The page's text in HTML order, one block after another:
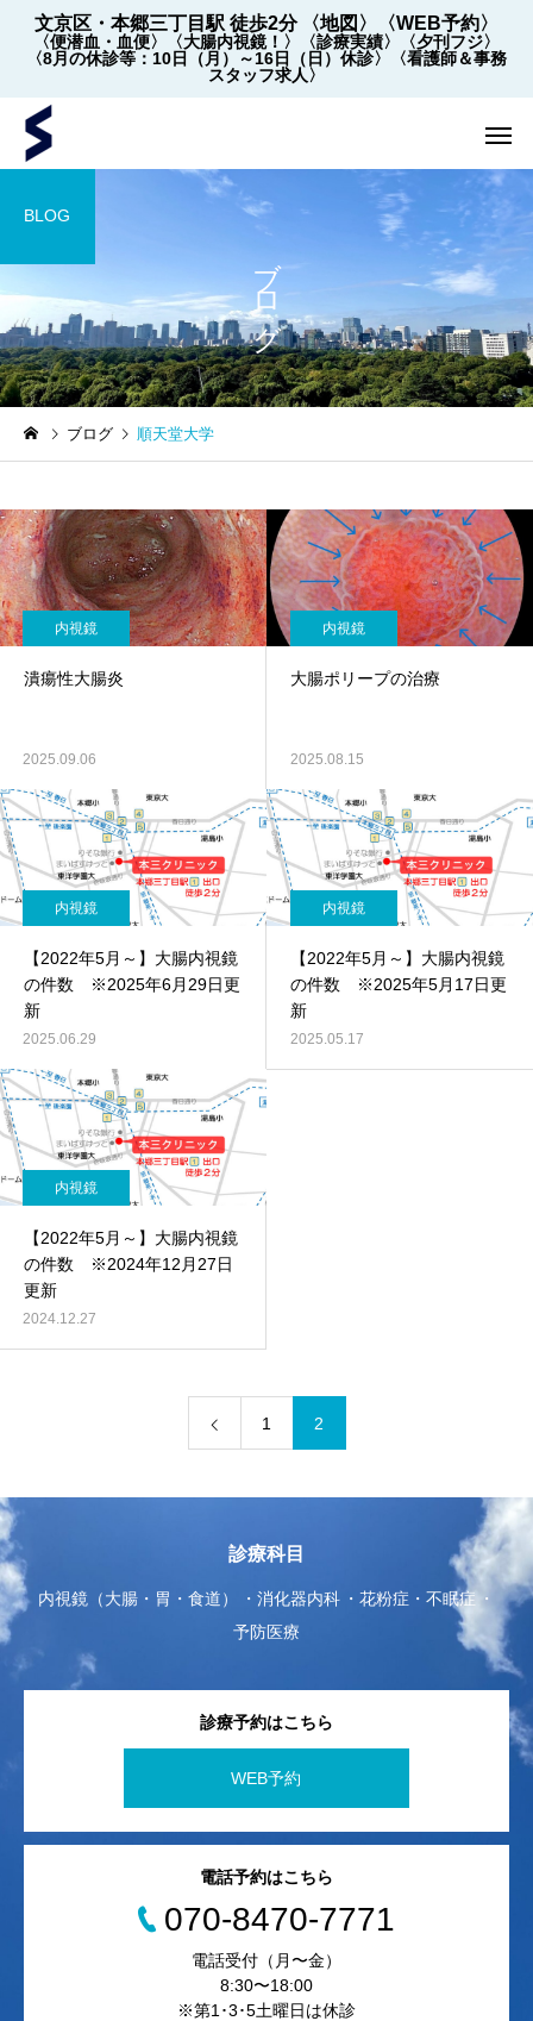
文京区・本郷三丁目駅 徒歩2分 〈地図〉 〈WEB予約〉
〈便潜血・血便〉 〈大腸内視鏡！〉 〈診療実績〉
〈夕刊フジ〉
〈8月の休診等：10日（月）～16日（日）休診〉
〈看護師＆事務
スタッフ求人〉
内視鏡
【2022年5月～】大腸内視
日更新
内視鏡
大腸内視鏡の下剤を院
ブログ
BLOG
ブログ 順天堂大学
内視鏡
潰瘍性大腸炎
2025.09.06
内視鏡
大腸ポリープの治療
2025.08.15
内視鏡
【2022年5月～】大腸内視鏡
の件数 ※2025年6月29日更
新
2025.06.29
内視鏡
【2022年5月～】大腸内視鏡
の件数 ※2025年5月17日更
新
2025.05.17
内視鏡
【2022年5月～】大腸内視鏡
の件数 ※2024年12月27日
更新
2024.12.27
1 2
診療科目
内視鏡（大腸・胃・食道） 消化器内科
花粉症・不眠症
予防医療
診療予約はこちら
WEB予約
電話予約はこちら
070-8470-7771
電話受付（月〜金）
8:30〜18:00
※第1･3･5土曜日は休診